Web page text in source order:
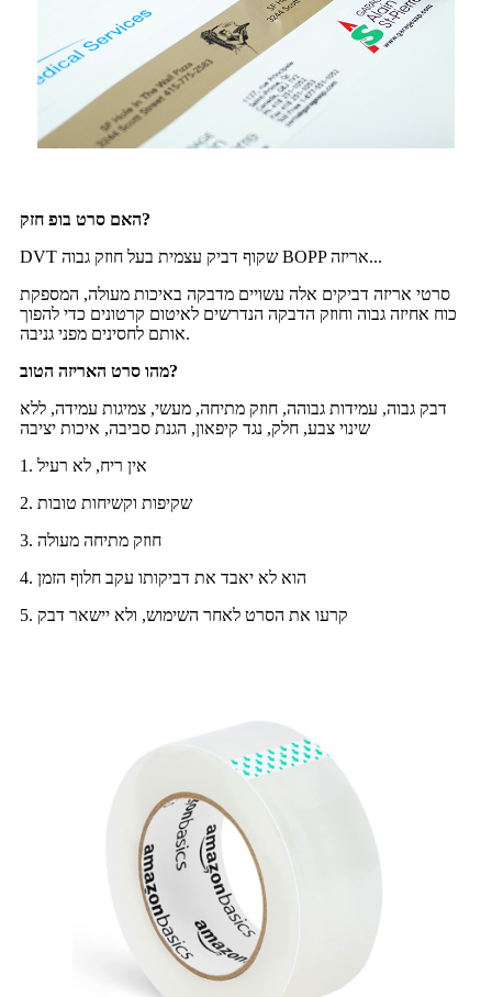
האם סרט בופ חזק?
DVT שקוף דביק עצמית בעל חוזק גבוה BOPP אריזה...
סרטי אריזה דביקים אלה עשויים מדבקה באיכות מעולה, המספקת
כוח אחיזה גבוה וחוזק הדבקה הנדרשים לאיטום קרטונים כדי להפוך
אותם לחסינים מפני גניבה.
מהו סרט האריזה הטוב?
דבק גבוה, עמידות גבוהה, חוזק מתיחה, מעשי, צמיגות עמידה, ללא
שינוי צבע, חלק, נגד קיפאון, הגנת סביבה, איכות יציבה
1. אין ריח, לא רעיל
2. שקיפות וקשיחות טובות
3. חוזק מתיחה מעולה
4. הוא לא יאבד את דביקותו עקב חלוף הזמן
5. קרעו את הסרט לאחר השימוש, ולא יישאר דבק